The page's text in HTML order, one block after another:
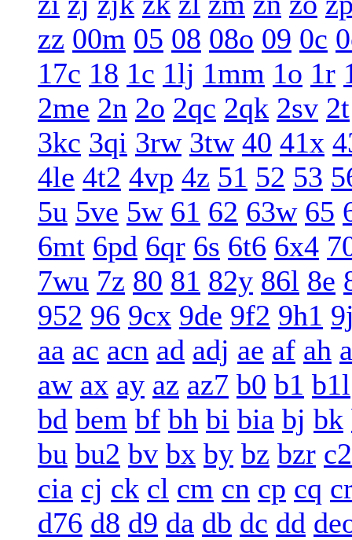
zz 00m 05 08 08o 09 0c
17c 18 1c 1lj 1mm 1o 1r
2me 2n 2o 2qc 2qk 2sv 2t
3kc 3qi 3rw 3tw 40 41x
4le 4t2 4vp 4z 51 52 53
5u 5ve 5w 61 62 63w 65
6mt 6pd 6qr 6s 6t6 6x4
7wu 7z 80 81 82y 86l 8e
952 96 9cx 9de 9f2 9h1
aa ac acn ad adj ae af ah
aw ax ay az az7 b0 b1 b1l
bd bem bf bh bi bia bj bk
bu bu2 bv bx by bz bzr c2
cia cj ck cl cm cn cp cq
d76 d8 d9 da db dc dd